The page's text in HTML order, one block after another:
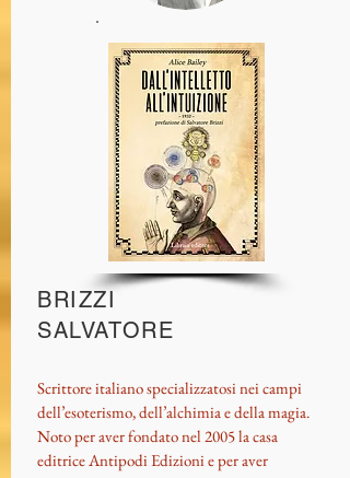
BRIZZI
SALVATORE
Scrittore italiano specializzatosi nei campi
dell’esoterismo, dell’alchimia e della magia.
Noto per aver fondato nel 2005 la casa
editrice Antipodi Edizioni e per aver